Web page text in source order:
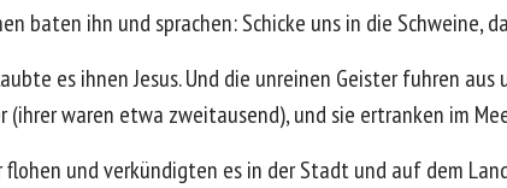
baten ihn und sprachen: Schicke uns in die Schweine,
es ihnen Jesus. Und die unreinen Geister fuhren
(ihrer waren etwa zweitausend), und sie ertranken im
und verkündigten es in der Stadt und auf dem